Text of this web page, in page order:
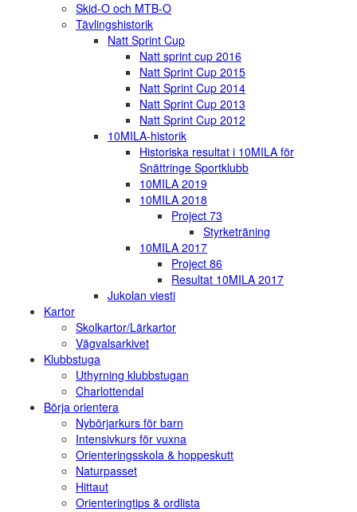
Skid-O och MTB-O
Tävlingshistorik
Natt Sprint Cup
Natt sprint cup 2016
Natt Sprint Cup 2015
Natt Sprint Cup 2014
Natt Sprint Cup 2013
Natt Sprint Cup 2012
10MILA-historik
Historiska resultat i 10MILA för
Snättringe Sportklubb
10MILA 2019
10MILA 2018
Project 73
Styrketräning
10MILA 2017
Project 86
Resultat 10MILA 2017
Jukolan viesti
Kartor
Skolkartor/Lärkartor
Vägvalsarkivet
Klubbstuga
Uthyrning klubbstugan
Charlottendal
Börja orientera
Nybörjarkurs för barn
Intensivkurs för vuxna
Orienteringsskola & hoppeskutt
Naturpasset
Hittaut
Orienteringtips & ordlista